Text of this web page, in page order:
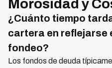
Morosidad y
¿Cuánto tiempo
cartera en reflejarse
fondeo?
Los fondos de deuda